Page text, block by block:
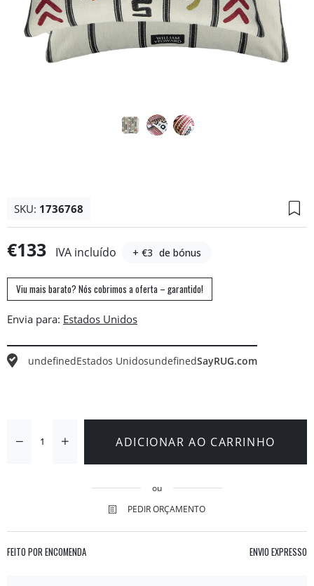
SKU: 1736768
€133 IVA incluído + €3 de bónus
Viu mais barato? Nós cobrimos a oferta – garantido!
Envia para:
undefinedEstados UnidosundefinedSayRUG.com
ADICIONAR AO CARRINHO
ou
PEDIR ORÇAMENTO
FEITO POR ENCOMENDA ENVIO EXPRESSO